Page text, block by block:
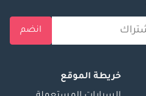
انضم
خريطة الموقع